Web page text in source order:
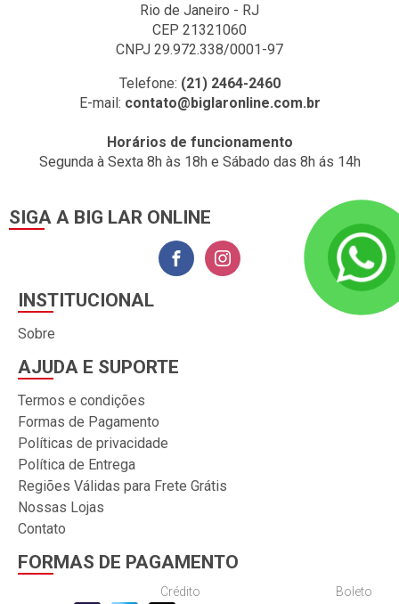
Rio de Janeiro - RJ
CEP 21321060
CNPJ 29.972.338/0001-97
Telefone: (21) 2464-2460
E-mail: contato@biglaronline.com.br
Horários de funcionamento
Segunda à Sexta 8h às 18h e Sábado das 8h ás 14h
SIGA A BIG LAR ONLINE
INSTITUCIONAL
Sobre
AJUDA E SUPORTE
Termos e condições
Formas de Pagamento
Políticas de privacidade
Política de Entrega
Regiões Válidas para Frete Grátis
Nossas Lojas
Contato
FORMAS DE PAGAMENTO
Crédito Boleto